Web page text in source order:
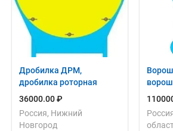
Дробилка ДРМ,
дробилка роторная
36000.00 ₽
Россия, Нижний
Новгород